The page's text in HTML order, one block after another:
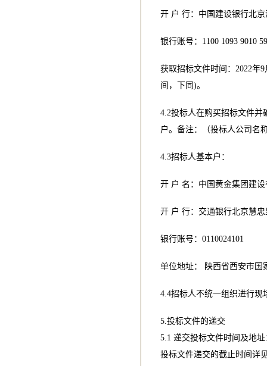
开 户 行：中国建设银行北
银行账号：1100 1093 9010
获取招标文件时间：2022年
间，下同)。
4.2投标人在购买招标文件并
户。备注：（投标人公司名
4.3招标人基本户：
开 户 名：中国黄金集团建
开 户 行：交通银行北京慧忠
银行账号：0110024101
单位地址： 陕西省西安市国
4.4招标人不统一组织进行现
5.投标文件的递交
5.1 递交投标文件时间及地址
投标文件递交的截止时间详